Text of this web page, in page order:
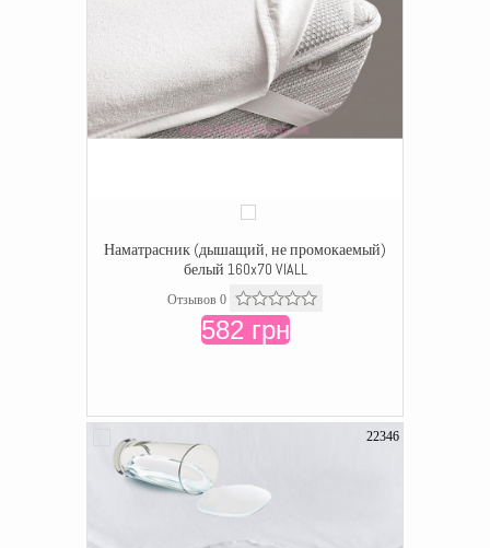
Наматрасник (дышащий, не промокаемый)
белый 160x70 VIALL
Отзывов 0
582 грн
22346